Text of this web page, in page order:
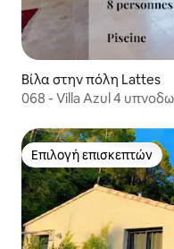
Βίλα στην πόλη Lattes
068 - Villa Azul 4
Επιλογή επισκεπτών
Επιλογή επισκεπτών